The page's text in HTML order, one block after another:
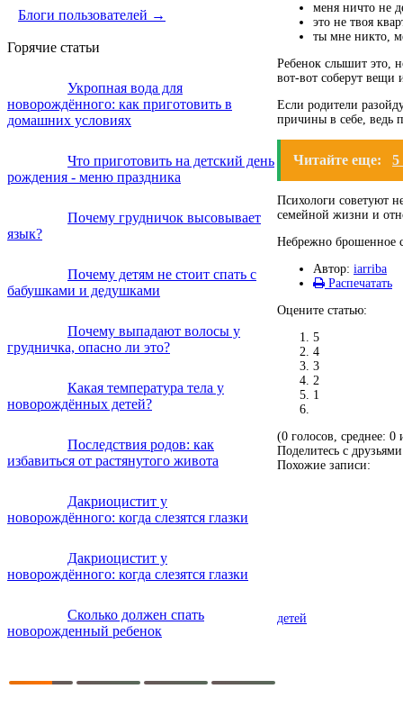
Блоги пользователей →
Горячие статьи
Укропная вода для
новорождённого: как приготовить в
домашних условиях
Что приготовить на детский день
рождения - меню праздника
Почему грудничок высовывает
язык?
Почему детям не стоит спать с
бабушками и дедушками
Почему выпадают волосы у
грудничка, опасно ли это?
Какая температура тела у
новорождённых детей?
Последствия родов: как
избавиться от растянутого живота
Дакриоцистит у
новорождённого: когда слезятся глазки
Дакриоцистит у
новорождённого: когда слезятся глазки
Сколько должен спать
новорожденный ребенок
меня ничто не
это не твоя
ты мне никто,
Ребенок слышит это,
вот-вот соберут вещи
Если родители
причины в себе, ведь
Читайте еще: 5
Психологи советуют
семейной жизни и
Небрежно брошенное
Автор: iarriba
Распечатать
Оцените статью:
5
4
3
2
1
(0 голосов, среднее: 0
Поделитесь с
Похожие записи:
детей